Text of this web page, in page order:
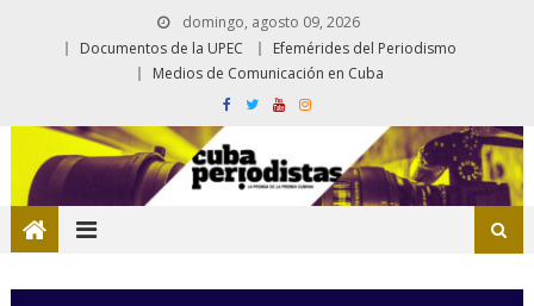
domingo, agosto 09, 2026
Documentos de la UPEC
Efemérides del Periodismo
Medios de Comunicación en Cuba